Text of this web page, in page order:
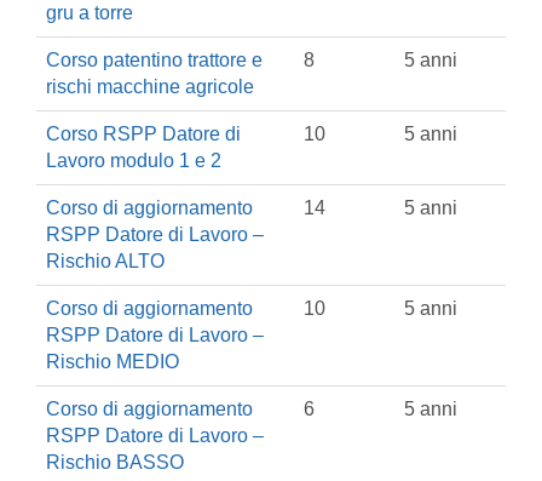
gru a torre
Corso patentino trattore e
rischi macchine agricole
8 5 anni
Corso RSPP Datore di
Lavoro modulo 1 e 2
10 5 anni
Corso di aggiornamento
RSPP Datore di Lavoro –
Rischio ALTO
14 5 anni
Corso di aggiornamento
RSPP Datore di Lavoro –
Rischio MEDIO
10 5 anni
Corso di aggiornamento
RSPP Datore di Lavoro –
Rischio BASSO
6 5 anni